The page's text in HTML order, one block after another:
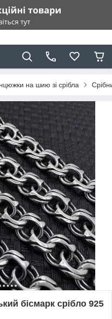
на шию зі срібла
бісмарк срібло 925